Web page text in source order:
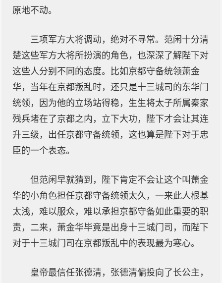
原地不动。
三项军方大将调动，绝对不寻常。范闲十分清
楚这些军方大将所扮演的角色，也深深了解陛下对
这些人分别不同的态度。比如京都守备统领萧金
华，当年在京都叛乱时，还只是十三城司的东华门
统领，因为他的立场站得稳，生生将太子所属秦家
残兵堵在了京都之内，立下大功，陛下才会让其连
升三级，出任京都守备统领，这也算是陛下对于忠
臣的一个表态。
但范闲早就猜到，陛下肯定不会让这个叫萧金
华的小角色担任京都守备统领太久，一来此人根基
太浅，难以服众，难以承担京都守备如此重要的职
责，二来，萧金华毕竟是出身十三城门司，而陛下
对于十三城门司在京都叛乱中的表现最为寒心。
皇帝最信任张德清，张德清偏投向了长公主，